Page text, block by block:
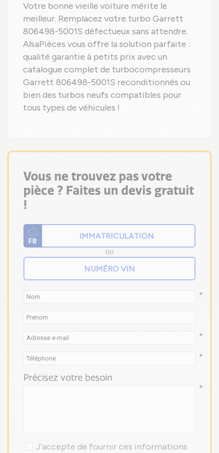
Votre bonne vieille voiture mérite le
meilleur. Remplacez votre turbo Garrett
806498-5001S défectueux sans attendre.
AlsaPièces vous offre la solution parfaite :
qualité garantie à petits prix avec un
catalogue complet de turbocompresseurs
Garrett 806498-5001S reconditionnés ou
bien des turbos neufs compatibles pour
tous types de véhicules !
Vous ne trouvez pas votre
pièce ? Faites un devis gratuit
!
OU
*
*
*
Précisez votre besoin
*
J'accepte de fournir ces informations